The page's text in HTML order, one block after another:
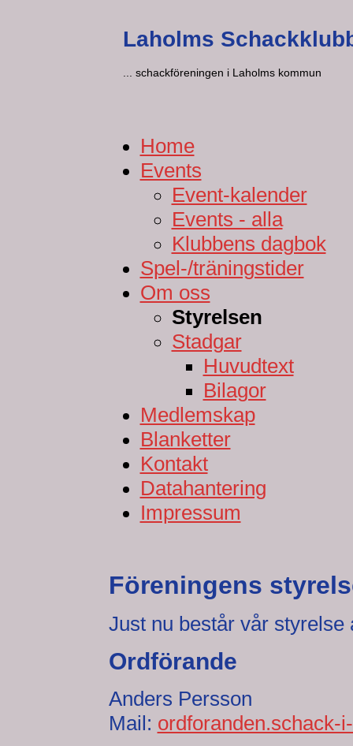
Laholms
... schackföreningen i Laholms kommun
Home
Events
Event-kalender
Events - alla
Klubbens dagbok
Spel-/träningstider
Om oss
Styrelsen
Stadgar
Huvudtext
Bilagor
Medlemskap
Blanketter
Kontakt
Datahantering
Impressum
Föreningens
Just nu består vår styrelse
Ordförande
Anders Persson
Mail: ordforanden.schack-